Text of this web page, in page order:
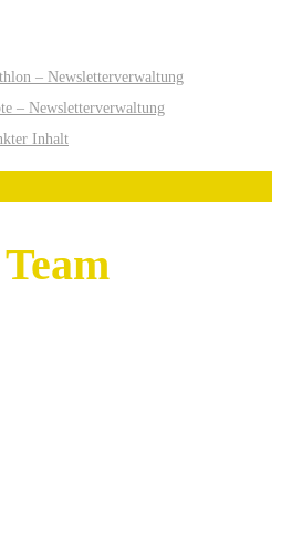
– Newsletterverwaltung
– Newsletterverwaltung
Inhalt
Team